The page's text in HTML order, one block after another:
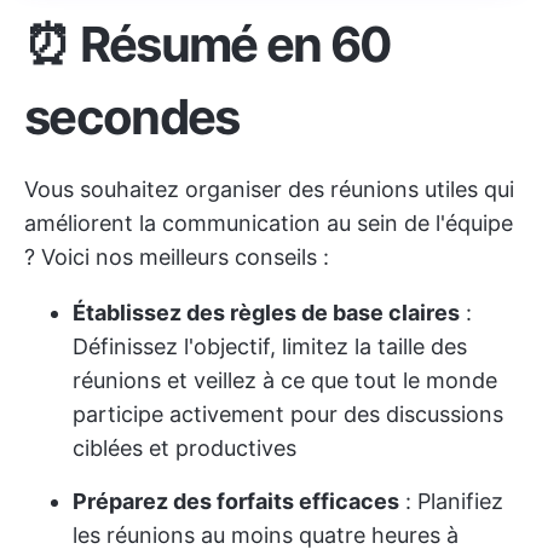
⏰ Résumé en 60
secondes
Vous souhaitez organiser des réunions utiles qui
améliorent la communication au sein de l'équipe
? Voici nos meilleurs conseils :
Établissez des règles de base claires :
Définissez l'objectif, limitez la taille des
réunions et veillez à ce que tout le monde
participe activement pour des discussions
ciblées et productives
Préparez des forfaits efficaces : Planifiez
les réunions au moins quatre heures à